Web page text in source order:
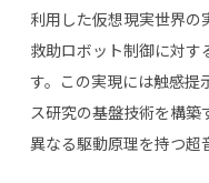
利用した仮想現実世界
救助ロボット制御に対す
す。この実現には触感提
ス研究の基盤技術を構築
異なる駆動原理を持つ超